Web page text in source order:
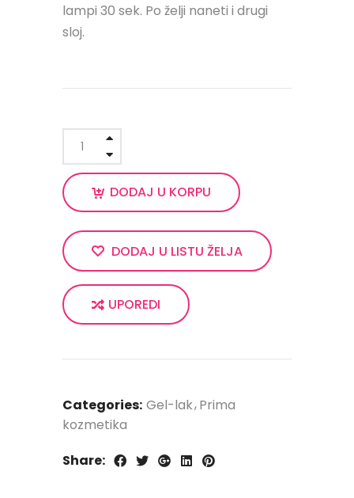
lampi 30 sek. Po želji naneti i drugi
sloj.
DODAJ U KORPU
DODAJ U LISTU ŽELJA
UPOREDI
Categories: Gel-lak Prima
kozmetika
Share: